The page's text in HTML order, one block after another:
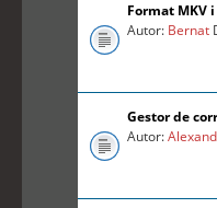
Format MKV i
Autor: Bernat
Gestor de
Autor: